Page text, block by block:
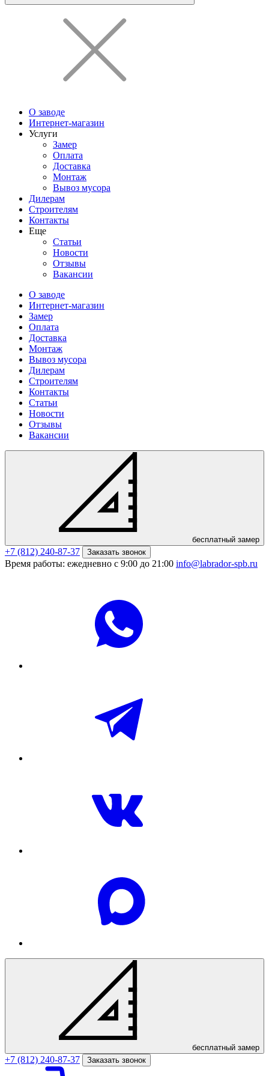
О заводе
Интернет-магазин
Услуги
Замер
Оплата
Доставка
Монтаж
Вывоз мусора
Дилерам
Строителям
Контакты
Еще
Статьи
Новости
Отзывы
Вакансии
О заводе
Интернет-магазин
Замер
Оплата
Доставка
Монтаж
Вывоз мусора
Дилерам
Строителям
Контакты
Статьи
Новости
Отзывы
Вакансии
бесплатный замер
+7 (812) 240-87-37 Заказать звонок
Время работы: ежедневно с 9:00 до 21:00 info@labrador-spb.ru
бесплатный замер
+7 (812) 240-87-37 Заказать звонок